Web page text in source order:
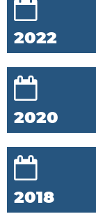
2022
2020
2018